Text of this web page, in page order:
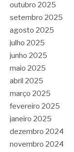
outubro 2025
setembro 2025
agosto 2025
julho 2025
junho 2025
maio 2025
abril 2025
março 2025
fevereiro 2025
janeiro 2025
dezembro 2024
novembro 2024